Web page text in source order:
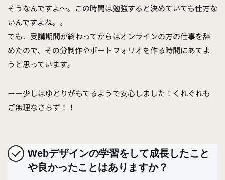
そうなんですよ〜。この時間は勉強すると決めていても仕方な
いんですよね。。
でも、受講期間が終わってからはオンラインの方の仕事を辞
めたので、その分制作やポートフォリオを作る時間にあてよ
うと思っています。
ーー少しはゆとりがもてるようで安心しました！くれぐれも
ご無理なさらず！！
Webデザインの学習をして成長したこと
や良かったことはありますか？